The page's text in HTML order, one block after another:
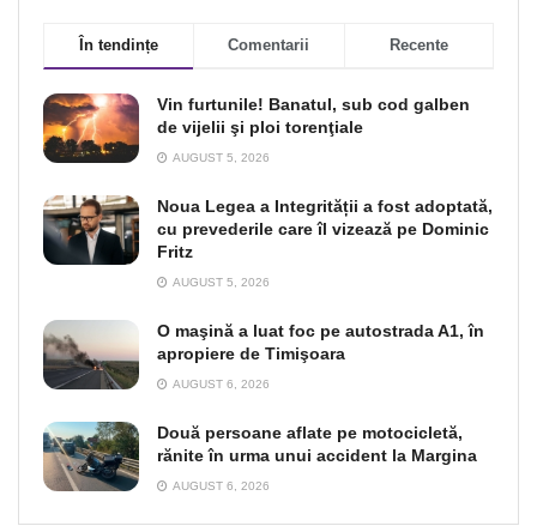
În tendințe Comentarii Recente
Vin furtunile! Banatul, sub cod galben
de vijelii şi ploi torenţiale
AUGUST 5, 2026
Noua Legea a Integrității a fost adoptată,
cu prevederile care îl vizează pe Dominic
Fritz
AUGUST 5, 2026
O maşină a luat foc pe autostrada A1, în
apropiere de Timişoara
AUGUST 6, 2026
Două persoane aflate pe motocicletă,
rănite în urma unui accident la Margina
AUGUST 6, 2026